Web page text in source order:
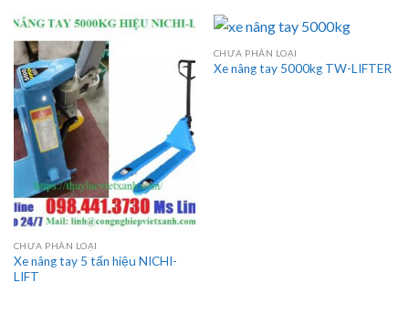
CHƯA PHÂN LOẠI
Xe nâng tay 5 tấn hiệu NICHI-
LIFT
CHƯA PHÂN LOẠI
Xe nâng tay 5000kg TW-LIFTER